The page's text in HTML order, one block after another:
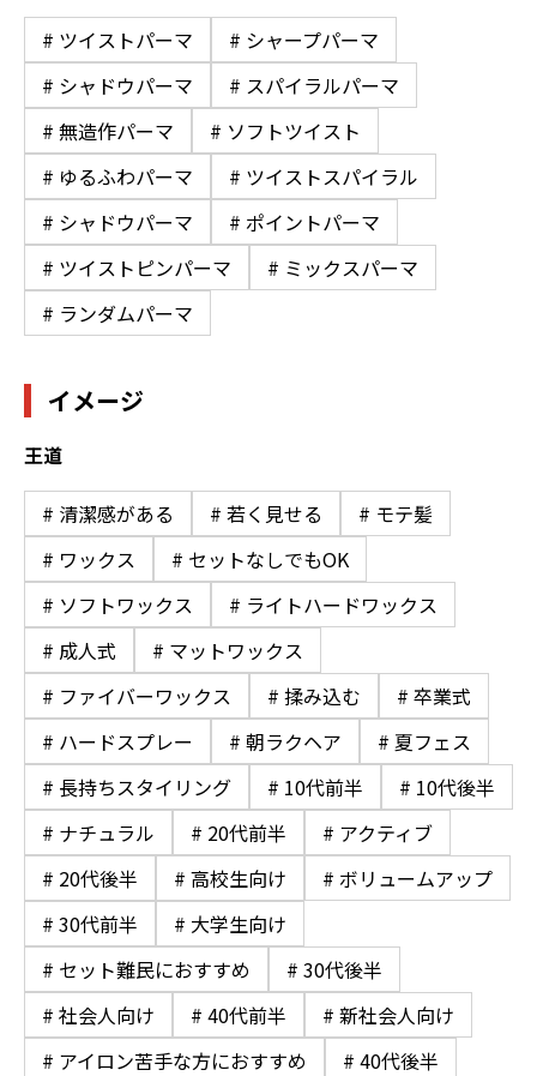
# ツイストパーマ
# シャープパーマ
# シャドウパーマ
# スパイラルパーマ
# 無造作パーマ
# ソフトツイスト
# ゆるふわパーマ
# ツイストスパイラル
# シャドウパーマ
# ポイントパーマ
# ツイストピンパーマ
# ミックスパーマ
# ランダムパーマ
イメージ
王道
# 清潔感がある # 若く見せる
# モテ髪
# ワックス
# セットなしでもOK
# ソフトワックス
# ライトハードワックス
# 成人式
# マットワックス
# ファイバーワックス
# 揉み込む
# 卒業式
# ハードスプレー
# 朝ラクヘア
# 夏フェス
# 長持ちスタイリング
# 10代前半
# 10代後半
# ナチュラル
# 20代前半
# アクティブ
# 20代後半
# 高校生向け
# ボリュームアップ
# 30代前半
# 大学生向け
# セット難民におすすめ
# 30代後半
# 社会人向け
# 40代前半
# 新社会人向け
# アイロン苦手な方におすすめ
# 40代後半